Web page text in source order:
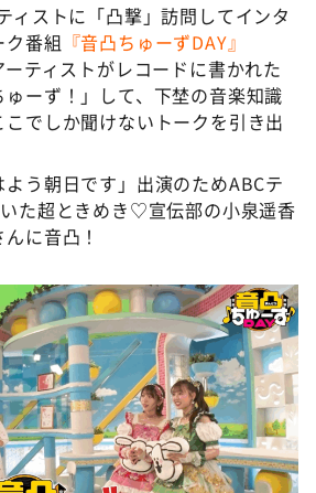
ープ
田×福井アナ「なんでやねん！？」
）
ょうの献立 何にする？～
り！シーズン２
ラダ
ライブ 正義のミカタ
タチ～
ゃい！
ィストに「凸撃」訪問してインタ
ク番組 『音凸ちゅーずDAY』
ーティストがレコードに書かれた
ゅーず！」して、下埜の音楽知識
でしか聞けないトークを引き出
う朝日です」出演のためABCテ
た超ときめき♡宣伝部の小泉遥香
に音凸！